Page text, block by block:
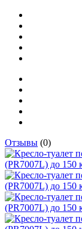
Отзывы (0)